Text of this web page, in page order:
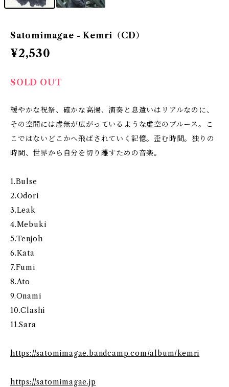
Satomimagae - Kemri（CD）
¥2,530
SOLD OUT
緩やかな祝祭、確かな高揚、演奏と息遣いはリアルなのに、
その空間には虚無が広がっているような虚空のブルース。こ
こではないどこかへ飛ばされていく記憶。歪む時間。独りの
時間、世界から自分を切り離すための音楽。
1.Bulse
2.Odori
3.Leak
4.Mebuki
5.Tenjoh
6.Kata
7.Fumi
8.Ato
9.Onami
10.Clashi
11.Sara
https://satomimagae.bandcamp.com/album/kemri
https://satomimagae.jp